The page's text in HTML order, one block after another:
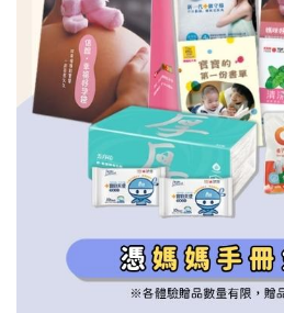
信誼基金會
2022信誼年度報告
2023信誼年度報告